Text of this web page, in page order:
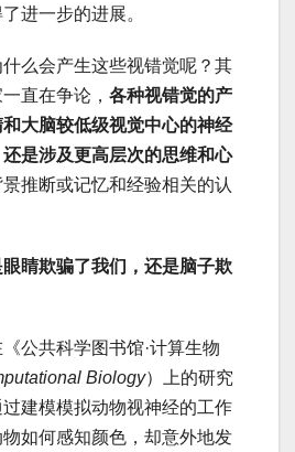
进一步的进展。
么会产生这些视错觉呢？其
直在争论， 各种视错觉的产
大脑较低级视觉中心的神经
是涉及更高层次的思维和心
景推断或记忆和经验相关的认
睛欺骗了我们，还是脑子欺
公共科学图书馆·计算生物
Biology）上的研究
建模模拟动物视神经的工作
如何感知颜色，却意外地发